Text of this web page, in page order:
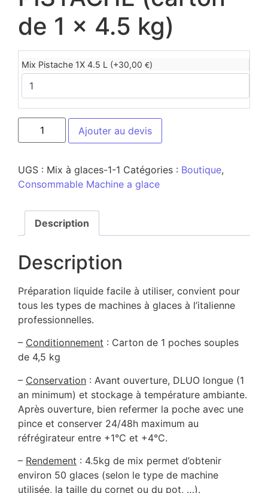
de 1 x 4.5 kg)
Mix Pistache 1X 4.5 L (+30,00 €)
Ajouter au devis
UGS : Mix à glaces-1-1 Catégories : Boutique,
Consommable Machine a glace
Description
Description
Préparation liquide facile à utiliser, convient pour
tous les types de machines à glaces à l’italienne
professionnelles.
– Conditionnement : Carton de 1 poches souples
de 4,5 kg
– Conservation : Avant ouverture, DLUO longue (1
an minimum) et stockage à température ambiante.
Après ouverture, bien refermer la poche avec une
pince et conserver 24/48h maximum au
réfrégirateur entre +1°C et +4°C.
– Rendement : 4.5kg de mix permet d’obtenir
environ 50 glaces (selon le type de machine
utilisée, la taille du cornet ou du pot, …).